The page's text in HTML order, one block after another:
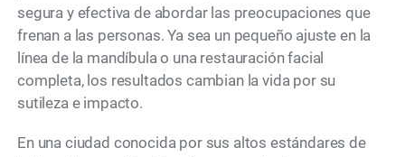
segura y efectiva de abordar las preocupaciones que
frenan a las personas. Ya sea un pequeño ajuste en la
línea de la mandíbula o una restauración facial
completa, los resultados cambian la vida por su
sutileza e impacto.
En una ciudad conocida por sus altos estándares de